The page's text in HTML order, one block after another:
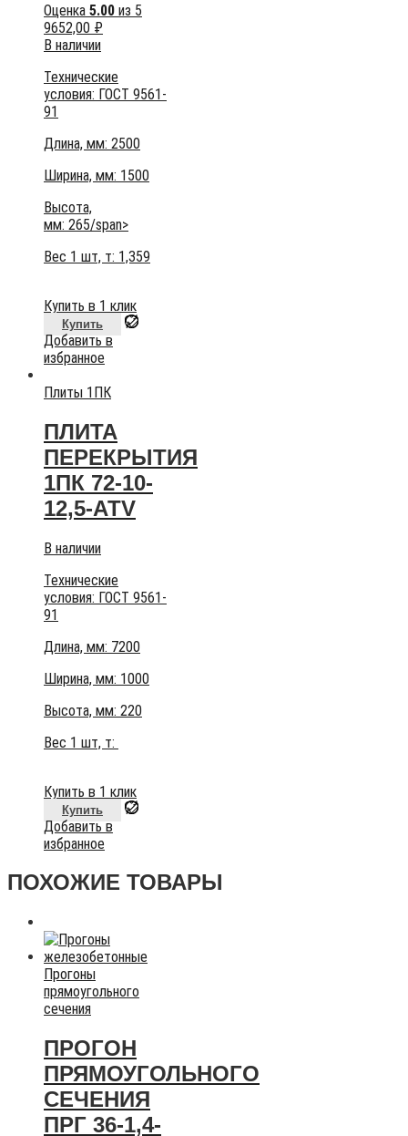
Оценка 5.00 из 5
9652,00 ₽
В наличии
Технические
условия: ГОСТ 9561-
91
Длина, мм: 2500
Ширина, мм: 1500
Высота,
мм: 265/span>
Вес 1 шт, т: 1,359
Купить в 1 клик
Купить
Добавить в
избранное
Плиты 1ПК
ПЛИТА
ПЕРЕКРЫТИЯ
1ПК 72-10-
12,5-АТV
В наличии
Технические
условия: ГОСТ 9561-
91
Длина, мм: 7200
Ширина, мм: 1000
Высота, мм: 220
Вес 1 шт, т:
Купить в 1 клик
Купить
Добавить в
избранное
ПОХОЖИЕ ТОВАРЫ
Прогоны
прямоугольного
сечения
ПРОГОН
ПРЯМОУГОЛЬНОГО
СЕЧЕНИЯ
ПРГ 36-1,4-